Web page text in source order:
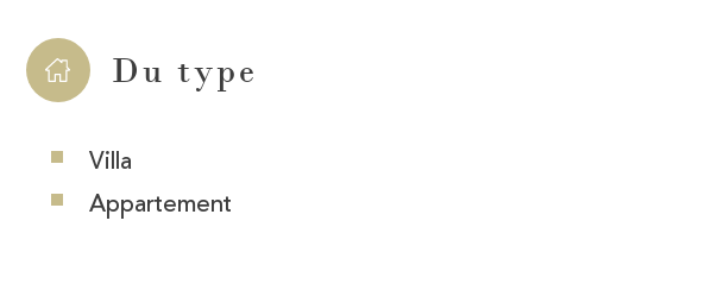
Du type
Villa
Appartement